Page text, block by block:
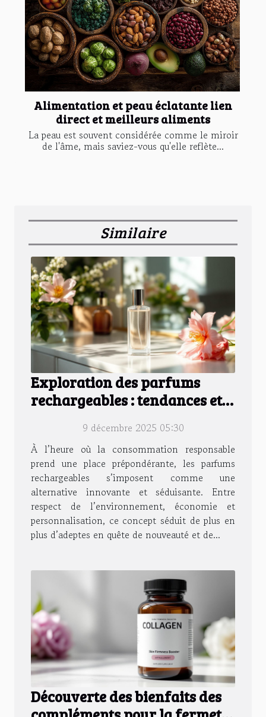
Alimentation et peau éclatante lien
direct et meilleurs aliments
La peau est souvent considérée comme le miroir
de l'âme, mais saviez-vous qu'elle reflète...
Similaire
Exploration des parfums
rechargeables : tendances et
9 décembre 2025 05:30
À l’heure où la consommation responsable
prend une place prépondérante, les parfums
rechargeables s’imposent comme une
alternative innovante et séduisante. Entre
respect de l’environnement, économie et
personnalisation, ce concept séduit de plus en
plus d’adeptes en quête de nouveauté et de...
Découverte des bienfaits des